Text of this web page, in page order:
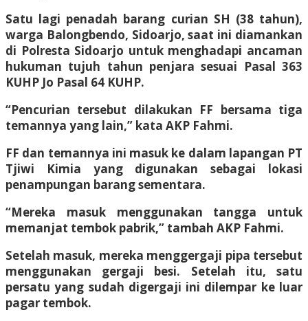
Satu lagi penadah barang curian SH (38 tahun),
warga Balongbendo, Sidoarjo, saat ini diamankan
di Polresta Sidoarjo untuk menghadapi ancaman
hukuman tujuh tahun penjara sesuai Pasal 363
KUHP Jo Pasal 64 KUHP.
“Pencurian tersebut dilakukan FF bersama tiga
temannya yang lain,” kata AKP Fahmi.
FF dan temannya ini masuk ke dalam lapangan PT
Tjiwi Kimia yang digunakan sebagai lokasi
penampungan barang sementara.
“Mereka masuk menggunakan tangga untuk
memanjat tembok pabrik,” tambah AKP Fahmi.
Setelah masuk, mereka menggergaji pipa tersebut
menggunakan gergaji besi. Setelah itu, satu
persatu yang sudah digergaji ini dilempar ke luar
pagar tembok.